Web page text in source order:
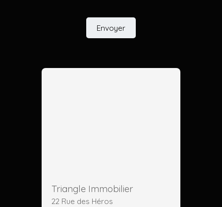
Envoyer
Triangle Immobilier
22 Rue des Héros